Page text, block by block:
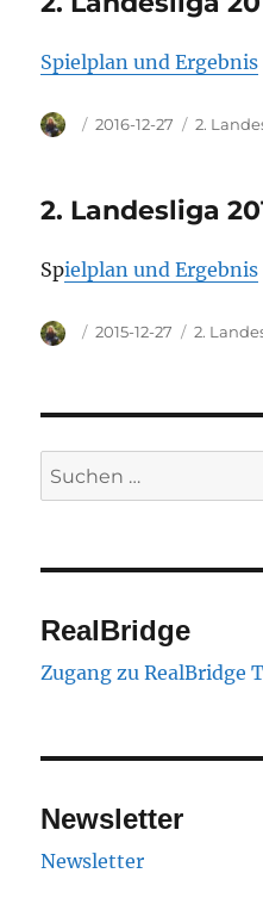
Spielplan und Ergebnis
Autor
Veröffentlicht
2016-12-27 2.
2. Landesliga
Spielplan und Ergebnis
Autor
Veröffentlicht
2015-12-27 2.
Suchen
nach:
RealBridge
Zugang zu RealBridge
Newsletter
Newsletter